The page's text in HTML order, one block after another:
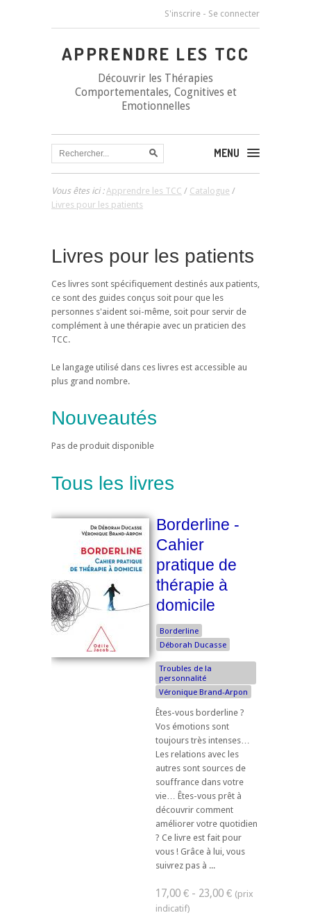
S'inscrire - Se connecter
APPRENDRE LES TCC
Découvrir les Thérapies
Comportementales, Cognitives et
Emotionnelles
MENU
Vous êtes ici :Apprendre les TCC / Catalogue /
Livres pour les patients
Livres pour les patients
Ces livres sont spécifiquement destinés aux patients,
ce sont des guides conçus soit pour que les
personnes s'aident soi-même, soit pour servir de
complément à une thérapie avec un praticien des
TCC.
Le langage utilisé dans ces livres est accessible au
plus grand nombre.
Nouveautés
Pas de produit disponible
Tous les livres
Borderline -
Cahier
pratique de
thérapie à
domicile
Borderline
Déborah Ducasse
Troubles de la
personnalité
Véronique Brand-Arpon
Êtes-vous borderline ?
Vos émotions sont
toujours très intenses…
Les relations avec les
autres sont sources de
souffrance dans votre
vie… Êtes-vous prêt à
découvrir comment
améliorer votre quotidien
? Ce livre est fait pour
vous ! Grâce à lui, vous
suivrez pas à ...
17,00 € - 23,00 €